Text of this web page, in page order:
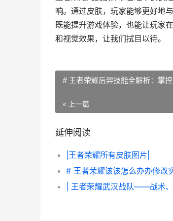
响。通过皮肤，玩家能够更好地
既能提升游戏体验，也能让玩家
和视觉效果，让我们拭目以待。
# 王者荣耀后羿技能全解析：掌
« 上一篇
延伸阅读
|王者荣耀所有皮肤图片|
# 王者荣耀该该怎么办办修改
| 王者荣耀武汉战队——战术